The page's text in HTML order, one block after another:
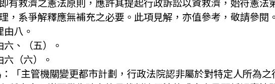
，系爭解釋應無補充之必要。此項見解，亦值參考，敬請參閱。
八。
、（五）。
（六）。
「主管機關變更都市計劃，行政法院認非屬於對特定人所為